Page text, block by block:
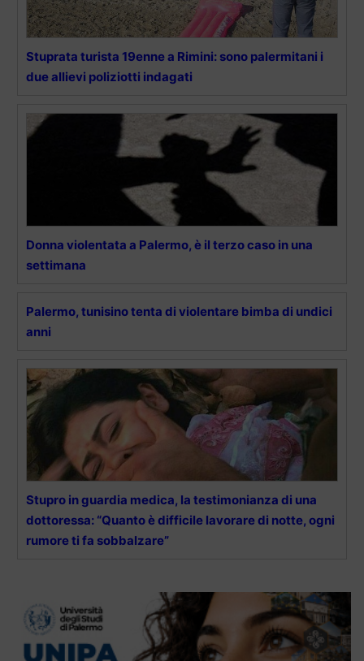
Stuprata turista 19enne a Rimini: sono palermitani i
due allievi poliziotti indagati
Donna violentata a Palermo, è il terzo caso in una
settimana
Palermo, tunisino tenta di violentare bimba di undici
anni
Stupro in guardia medica, la testimonianza di una
dottoressa: “Quanto è difficile lavorare di notte, ogni
rumore ti fa sobbalzare”